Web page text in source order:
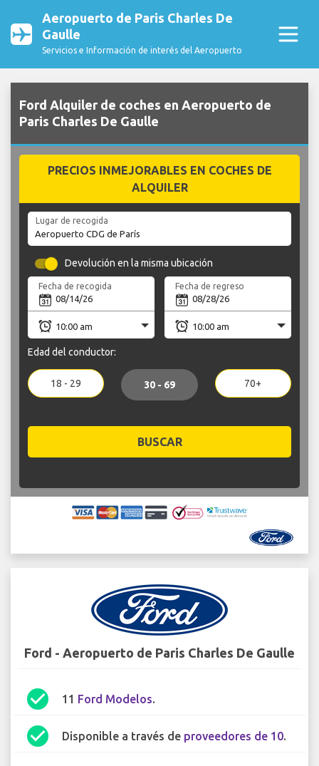
Aeropuerto de Paris Charles De
Gaulle
Servicios e Información de interés del Aeropuerto
Ford Alquiler de coches en Aeropuerto de
Paris Charles De Gaulle
PRECIOS INMEJORABLES EN COCHES DE
ALQUILER
Lugar de recogida
Devolución en la misma ubicación
Fecha de recogida Fecha de regreso
Edad del conductor:
18 - 29 30 - 69 70+
BUSCAR
Ford - Aeropuerto de Paris Charles De Gaulle
check_circle 11 Ford Modelos.
check_circle Disponible a través de proveedores de 10.